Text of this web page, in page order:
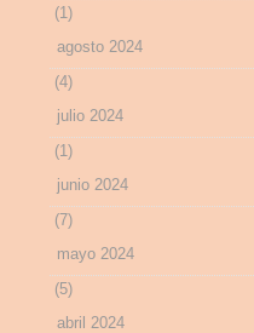
(1)
agosto 2024
(4)
julio 2024
(1)
junio 2024
(7)
mayo 2024
(5)
abril 2024